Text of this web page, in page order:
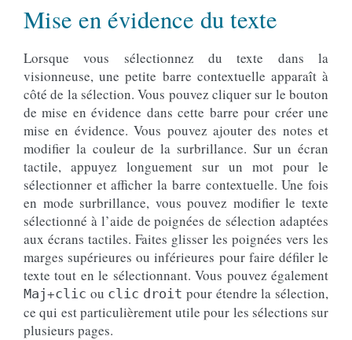
Mise en évidence du texte
Lorsque vous sélectionnez du texte dans la
visionneuse, une petite barre contextuelle apparaît à
côté de la sélection. Vous pouvez cliquer sur le bouton
de mise en évidence dans cette barre pour créer une
mise en évidence. Vous pouvez ajouter des notes et
modifier la couleur de la surbrillance. Sur un écran
tactile, appuyez longuement sur un mot pour le
sélectionner et afficher la barre contextuelle. Une fois
en mode surbrillance, vous pouvez modifier le texte
sélectionné à l’aide de poignées de sélection adaptées
aux écrans tactiles. Faites glisser les poignées vers les
marges supérieures ou inférieures pour faire défiler le
texte tout en le sélectionnant. Vous pouvez également
Maj+clic ou clic droit pour étendre la sélection,
ce qui est particulièrement utile pour les sélections sur
plusieurs pages.